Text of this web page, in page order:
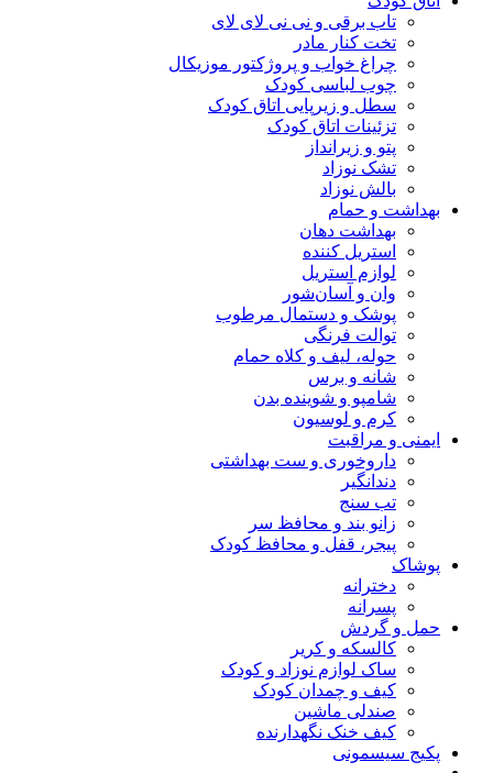
تاب برقی و نی نی لای لای
تخت کنار مادر
چراغ خواب و پروژکتور موزیکال
چوب لباسی کودک
سطل و زیرپایی اتاق کودک
تزئینات اتاق کودک
پتو و زیرانداز
تشک نوزاد
بالش نوزاد
بهداشت و حمام
بهداشت دهان
استریل کننده
لوازم استریل
وان و آسان‌شور
پوشک و دستمال مرطوب
توالت فرنگی
حوله، لیف و کلاه حمام
شانه و برس
شامپو و شوینده بدن
کرم و لوسیون
ایمنی و مراقبت
داروخوری و ست بهداشتی
دندانگیر
تب‌ سنج
زانو بند و محافظ سر
پیجر، قفل و محافظ کودک
پوشاک
دخترانه
پسرانه
حمل و گردش
کالسکه و کریر
ساک لوازم نوزاد و کودک
کیف و چمدان کودک
صندلی ماشین
کیف خنک نگهدارنده
پکیج سیسمونی